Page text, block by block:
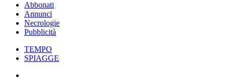
Abbonati
Annunci
Necrologie
Pubblicità
TEMPO
SPIAGGE